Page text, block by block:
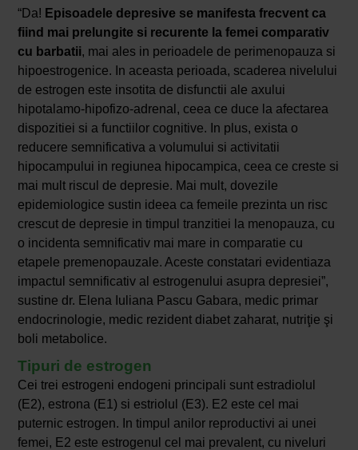
“Da! Episoadele depresive se manifesta frecvent ca
fiind mai prelungite si recurente la femei comparativ
cu barbatii, mai ales in perioadele de perimenopauza si
hipoestrogenice. In aceasta perioada, scaderea nivelului
de estrogen este insotita de disfunctii ale axului
hipotalamo-hipofizo-adrenal, ceea ce duce la afectarea
dispozitiei si a functiilor cognitive. In plus, exista o
reducere semnificativa a volumului si activitatii
hipocampului in regiunea hipocampica, ceea ce creste si
mai mult riscul de depresie. Mai mult, dovezile
epidemiologice sustin ideea ca femeile prezinta un risc
crescut de depresie in timpul tranzitiei la menopauza, cu
o incidenta semnificativ mai mare in comparatie cu
etapele premenopauzale. Aceste constatari evidentiaza
impactul semnificativ al estrogenului asupra depresiei”,
sustine dr. Elena Iuliana Pascu Gabara, medic primar
endocrinologie, medic rezident diabet zaharat, nutriţie şi
boli metabolice.
Tipuri de estrogen
Cei trei estrogeni endogeni principali sunt estradiolul
(E2), estrona (E1) si estriolul (E3). E2 este cel mai
puternic estrogen. In timpul anilor reproductivi ai unei
femei, E2 este estrogenul cel mai prevalent, cu niveluri